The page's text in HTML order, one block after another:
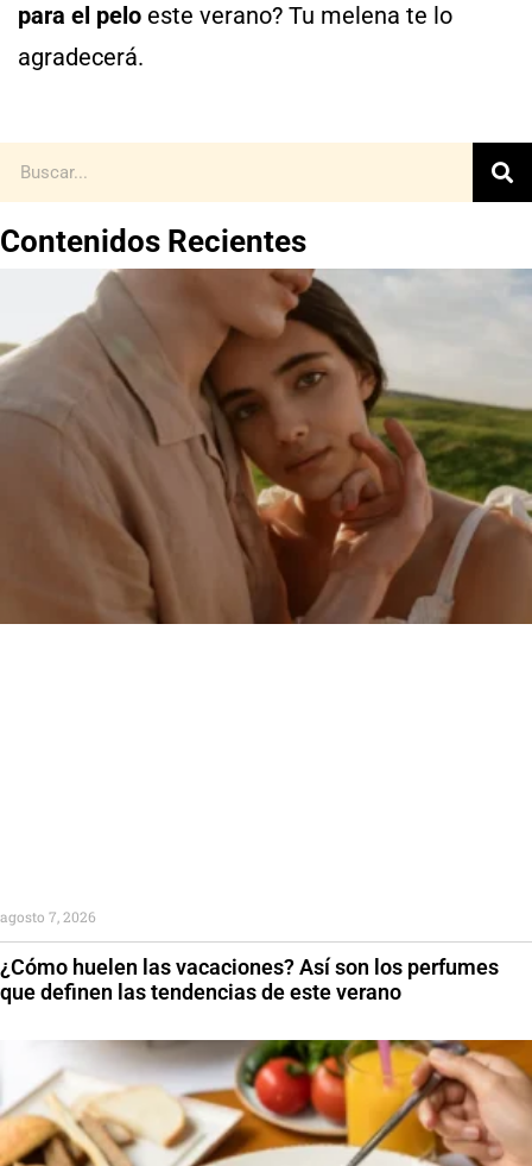
para el pelo este verano? Tu melena te lo
agradecerá.
Contenidos Recientes
¿Cómo huelen las vacaciones? Así son los perfumes
que definen las tendencias de este verano
agosto 7, 2026